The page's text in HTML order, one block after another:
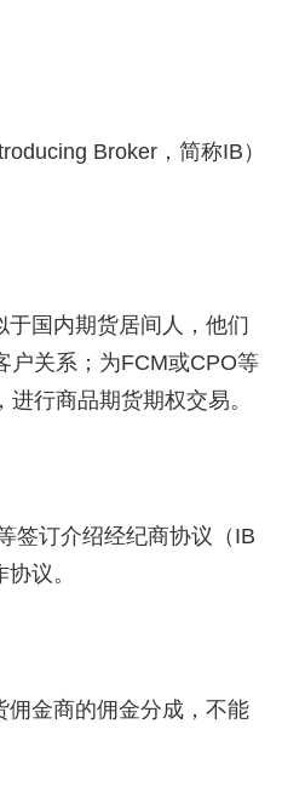
Broker，简称IB）
国内期货居间人，他们
户关系；为FCM或CPO等
行商品期货期权交易。
签订介绍经纪商协议（IB
议。
佣金商的佣金分成，不能